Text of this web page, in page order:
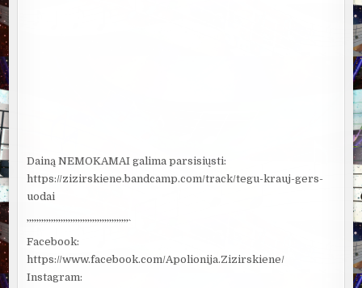
Dainą NEMOKAMAI galima parsisiųsti:
https://zizirskiene.bandcamp.com/track/tegu-krauj-gers-
uodai
`’`’`’`’`’`’`’`’`’`’`’`’`’`’`’`’`’`’`’`’`’`’`’`’`’`’`’`’`’`’`’`’`’`’`’`’`’`’`’`’`’`’`
Facebook:
https://www.facebook.com/Apolionija.Zizirskiene/
Instagram: